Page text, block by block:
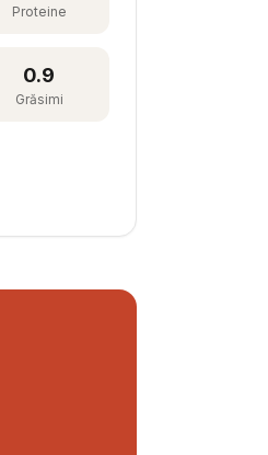
Proteine
0.9
Grăsimi